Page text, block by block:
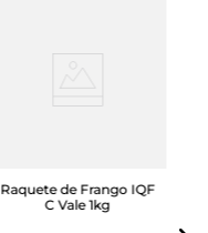
Raquete de Frango IQF
C Vale 1kg